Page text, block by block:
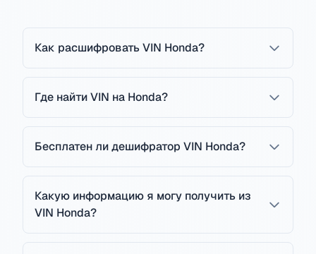
Как расшифровать VIN Honda?
Где найти VIN на Honda?
Бесплатен ли дешифратор VIN Honda?
Какую информацию я могу получить из
VIN Honda?